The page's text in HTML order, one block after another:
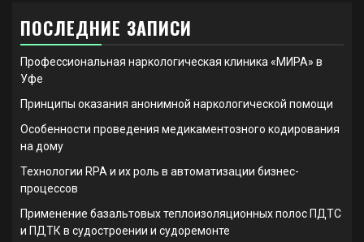
ПОСЛЕДНИЕ ЗАПИСИ
Профессиональная наркологическая клиника «МИРА» в
Уфе
Принципы оказания анонимной наркологической помощи
Особенности проведения медикаментозного кодирования
на дому
Технологии RPA и их роль в автоматизации бизнес-
процессов
Применение базальтовых теплоизоляционных полос ПДТС
и ПДТК в судостроении и судоремонте